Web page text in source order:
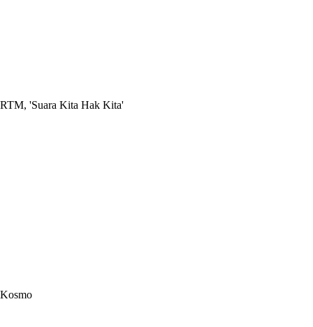
RTM, 'Suara Kita Hak Kita'
Kosmo